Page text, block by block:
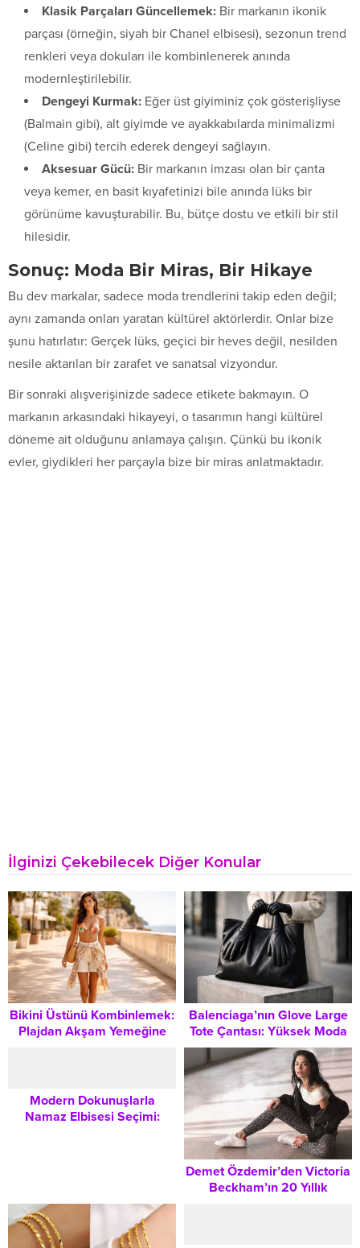
Klasik Parçaları Güncellemek: Bir markanın ikonik
parçası (örneğin, siyah bir Chanel elbisesi), sezonun trend
renkleri veya dokuları ile kombinlenerek anında
modernleştirilebilir.
Dengeyi Kurmak: Eğer üst giyiminiz çok gösterişliyse
(Balmain gibi), alt giyimde ve ayakkabılarda minimalizmi
(Celine gibi) tercih ederek dengeyi sağlayın.
Aksesuar Gücü: Bir markanın imzası olan bir çanta
veya kemer, en basit kıyafetinizi bile anında lüks bir
görünüme kavuşturabilir. Bu, bütçe dostu ve etkili bir stil
hilesidir.
Sonuç: Moda Bir Miras, Bir Hikaye
Bu dev markalar, sadece moda trendlerini takip eden değil;
aynı zamanda onları yaratan kültürel aktörlerdir. Onlar bize
şunu hatırlatır: Gerçek lüks, geçici bir heves değil, nesilden
nesile aktarılan bir zarafet ve sanatsal vizyondur.
Bir sonraki alışverişinizde sadece etikete bakmayın. O
markanın arkasındaki hikayeyi, o tasarımın hangi kültürel
döneme ait olduğunu anlamaya çalışın. Çünkü bu ikonik
evler, giydikleri her parçayla bize bir miras anlatmaktadır.
İlginizi Çekebilecek Diğer Konular
Bikini Üstünü Kombinlemek:
Plajdan Akşam Yemeğine
Balenciaga’nın Glove Large
Tote Çantası: Yüksek Moda
Trendleri ve Alışveriş
Rehberi
Modern Dokunuşlarla
Namaz Elbisesi Seçimi:
Demet Özdemir’den Victoria
Beckham’ın 20 Yıllık